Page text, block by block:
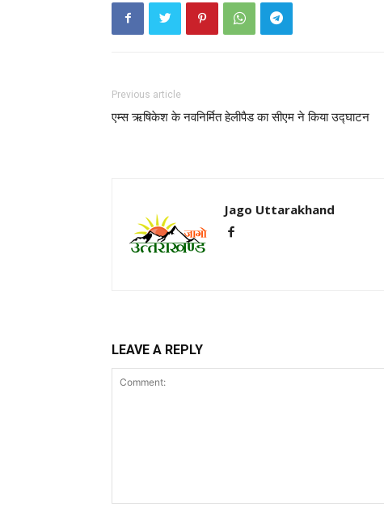
Previous article
एम्स ऋषिकेश के नवनिर्मित हेलीपैड का सीएम ने किया उद्घाटन
Jago Uttarakhand
LEAVE A REPLY